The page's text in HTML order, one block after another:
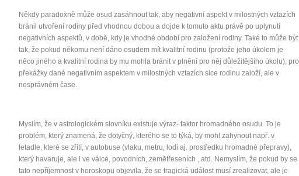
Nenávidíme spam stejně jako vy
Někdy paradoxně může osud zasáhnout tak, aby negativní aspekt v milostných vztazích
bránil utvoření rodiny před vhodnou dobou a dojde k tomuto aktu právě po uplynutí
negativních aspektů, v době, kdy je vhodné období pro založení rodiny. Také to může být
tak, že pokud někomu není dáno osudem mít kvalitní rodinu (protože jeho úkolem je
něco jiného a kvalitní rodina by mu mohla bránit v plnění pro něj důležitějšího úkolu), pro
překážky dané negativním aspektem v milostných vztazích sice rodinu založí, ale v
nesprávném čase.
Myslím, že v astrologickém slovníku existuje výraz- faktor hromadného osudu. To je
problém, který znamená, že dotyčný, kterého se to týká, by mohl zahynout např. v
letadle, které se zřítí, v autobuse (vlaku, metru, lodi aj. prostředku hromadné přepravy),
který havaruje, ale i ve válce, povodních, zemětřeseních , atd. Nemyslím, že pokud by se
tato nepříjemnost v horoskopu objevila, že se tragická událost musí zrealizovat, ale je